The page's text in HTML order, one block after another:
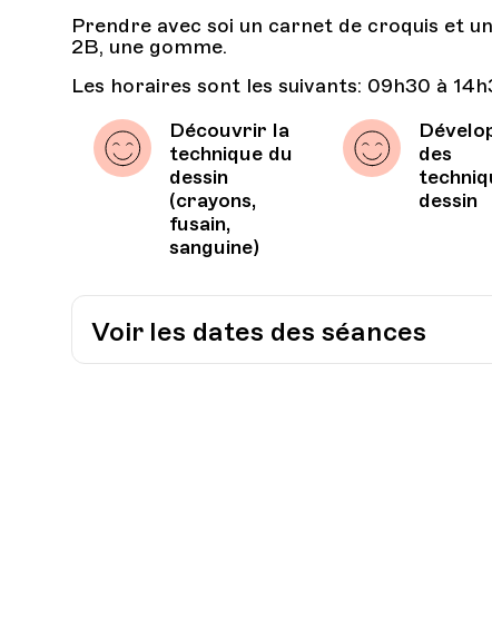
Prendre avec soi un carnet de croquis et
2B, une gomme.
Les horaires sont les suivants: 09h30 à
Découvrir la
technique du
dessin
(crayons,
fusain,
sanguine)
des
dessin
Voir les dates des séances